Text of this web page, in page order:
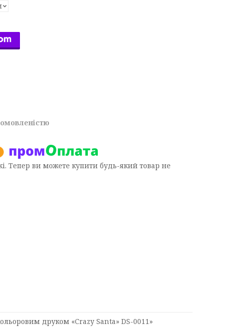
Тепер ви можете купити будь-який товар не
друком «Crazy Santa» DS-0011»